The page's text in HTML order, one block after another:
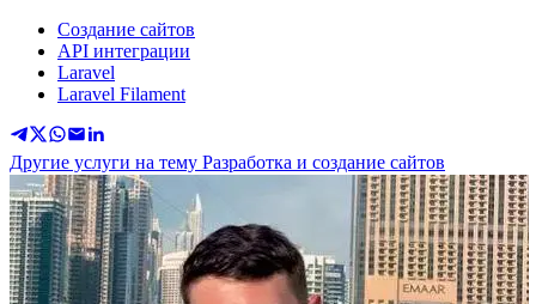
Создание сайтов
API интеграции
Laravel
Laravel Filament
Другие услуги на тему Разработка и создание сайтов